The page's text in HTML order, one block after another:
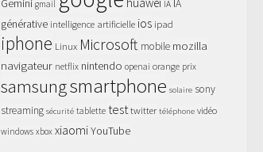
Gemini gmail IA IA
générative intelligence artificielle ios ipad
iphone Linux Microsoft mobile mozilla
navigateur netflix nintendo openai orange prix
samsungsmartphone solaire sony
streaming sécurité tablette testtwitter téléphone vidéo
windows xbox xiaomiYouTube